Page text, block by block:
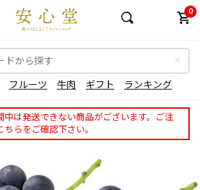
0
フルーツ 牛肉 ギフト ランキング
中は発送できない商品がございます。ご注
ちらをご確認下さい。